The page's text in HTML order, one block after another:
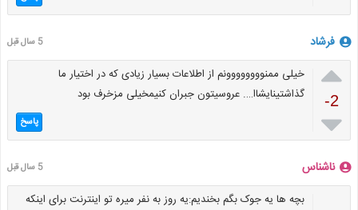
فرشاد 5 سال قبل

-2

خیلی ممنوووووووونم از اطلاعات بسیار زیادی که در اختیار ما
گذاشتینایشاا…. عروسیتون جبران کنیمخیلی مزخرف بود
پاسخ
ناشناس 5 سال قبل
بچه ها یه جوک بگم بخندیم:یه روز به نفر میره تو اینترنت برای اینکه